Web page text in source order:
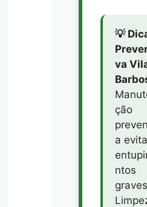
💡
va
ção
a evita
ntos